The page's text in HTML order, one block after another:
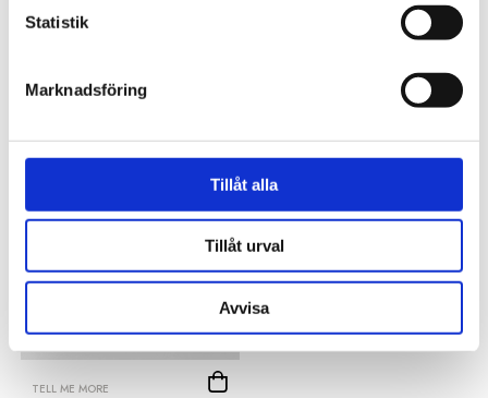
Statistik
Marknadsföring
Tillåt alla
Tillåt urval
Avvisa
Tillhörande produkter
TELL ME MORE